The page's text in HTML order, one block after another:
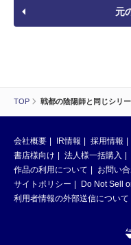
TOP 戦都の陰陽師と同じシリ
元
会社概要 IR情報 採用情報
書店様向け
法人様一括購入
作品の利用について
お問い
サイトポリシー
Do Not Sell
利用者情報の外部送信について